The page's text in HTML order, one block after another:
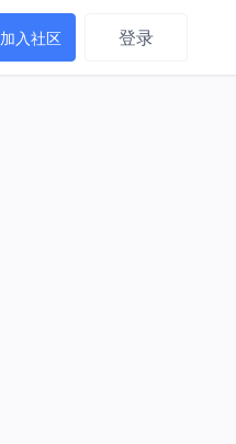
加入社区 登录